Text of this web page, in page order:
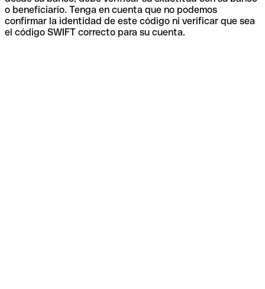
o beneficiario. Tenga en cuenta que no podemos
confirmar la identidad de este código ni verificar que sea
el código SWIFT correcto para su cuenta.